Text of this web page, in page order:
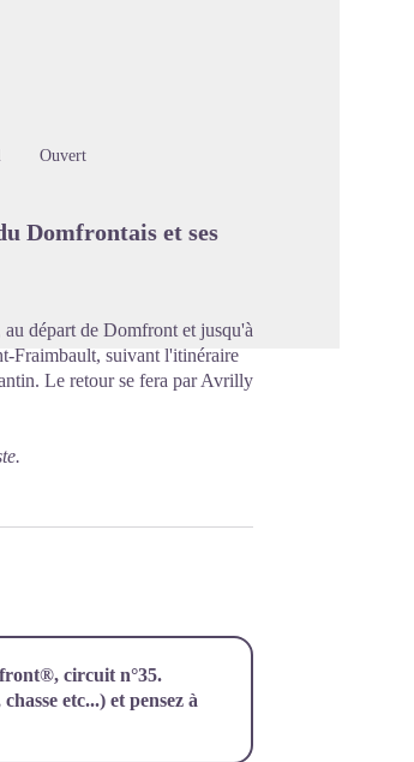
Ouvert
Domfrontais et ses
départ de Domfront et jusqu'à
Fraimbault, suivant l'itinéraire
Le retour se fera par Avrilly
circuit n°35.
etc...) et pensez à